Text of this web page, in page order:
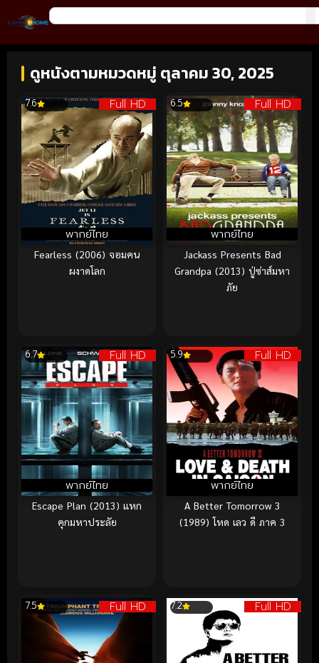
ดูหนังตามหมวดหมู่ ตุลาคม 30, 2025
Full HD
พากย์ไทย
7.6
Fearless (2006) จอมคน
ผงาดโลก
Full HD
พากย์ไทย
6.5
Jackass Presents Bad
Grandpa (2013) ปู่ซ่าส์มหา
ภัย
Full HD
พากย์ไทย
6.7
Escape Plan (2013) แหก
คุกมหาประลัย
Full HD
พากย์ไทย
5.9
A Better Tomorrow 3
(1989) โหด เลว ดี ภาค 3
Full HD
7.5 Full HD
7.2